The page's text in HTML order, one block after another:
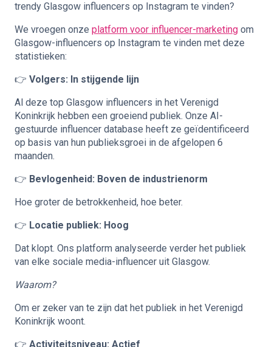
trendy Glasgow influencers op Instagram te vinden?
We vroegen onze platform voor influencer-marketing om
Glasgow-influencers op Instagram te vinden met deze
statistieken:
👉 Volgers: In stijgende lijn
Al deze top Glasgow influencers in het Verenigd
Koninkrijk hebben een groeiend publiek. Onze AI-
gestuurde influencer database heeft ze geïdentificeerd
op basis van hun publieksgroei in de afgelopen 6
maanden.
👉 Bevlogenheid: Boven de industrienorm
Hoe groter de betrokkenheid, hoe beter.
👉 Locatie publiek: Hoog
Dat klopt. Ons platform analyseerde verder het publiek
van elke sociale media-influencer uit Glasgow.
Waarom?
Om er zeker van te zijn dat het publiek in het Verenigd
Koninkrijk woont.
👉 Activiteitsniveau: Actief